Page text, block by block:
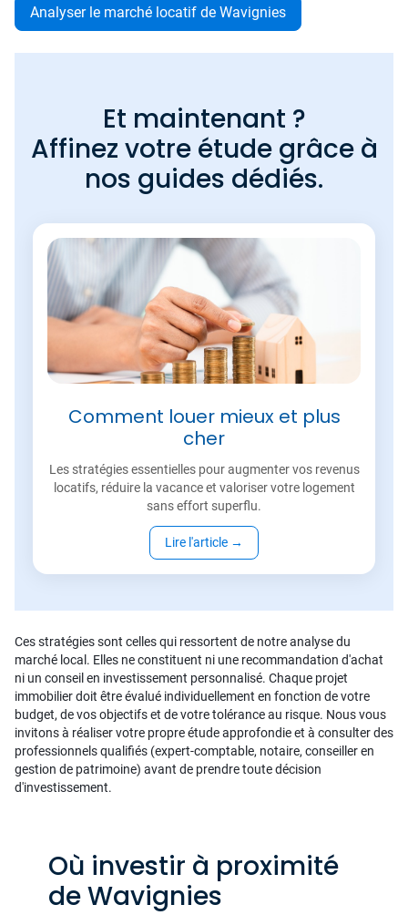
Analyser le marché locatif de Wavignies
Et maintenant ?
Affinez votre étude grâce à
nos guides dédiés.
Comment louer mieux et plus
cher
Les stratégies essentielles pour augmenter vos revenus
locatifs, réduire la vacance et valoriser votre logement
sans effort superflu.
Lire l'article →
Ces stratégies sont celles qui ressortent de notre analyse du
marché local. Elles ne constituent ni une recommandation d'achat
ni un conseil en investissement personnalisé. Chaque projet
immobilier doit être évalué individuellement en fonction de votre
budget, de vos objectifs et de votre tolérance au risque. Nous vous
invitons à réaliser votre propre étude approfondie et à consulter des
professionnels qualifiés (expert-comptable, notaire, conseiller en
gestion de patrimoine) avant de prendre toute décision
d'investissement.
Où investir à proximité
de Wavignies